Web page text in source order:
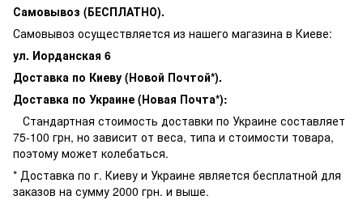
Самовывоз (БЕСПЛАТНО).
Самовывоз осуществляется из нашего магазина в Киеве:
ул. Иорданская 6
Доставка по Киеву (Новой Почтой*).
Доставка по Украине (Новая Почта*):
Стандартная стоимость доставки по Украине составляет
75-100 грн, но зависит от веса, типа и стоимости товара,
поэтому может колебаться.
* Доставка по г. Киеву и Украине является бесплатной для
заказов на сумму 2000 грн. и выше.